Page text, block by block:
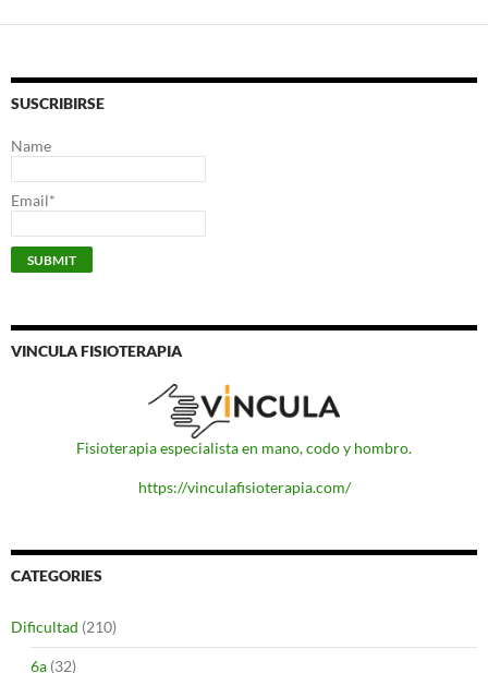
SUSCRIBIRSE
Name
Email*
VINCULA FISIOTERAPIA
Fisioterapia especialista en mano, codo y hombro.
https://vinculafisioterapia.com/
CATEGORIES
Dificultad (210)
6a (32)